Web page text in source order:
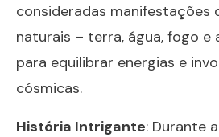
consideradas manifestações
naturais – terra, água, fogo e
para equilibrar energias e
cósmicas.
História Intrigante: Durante